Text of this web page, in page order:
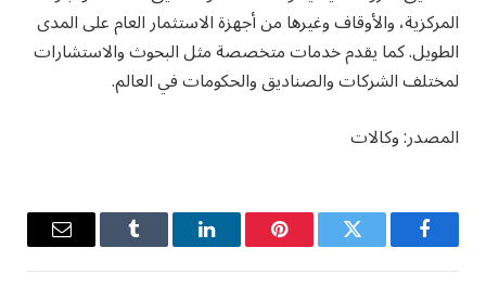
المركزية، والأوقاف وغيرها من أجهزة الاستثمار العام على المدى
الطويل. كما يقدم خدمات متخصصة مثل البحوث والاستشارات
لمختلف الشركات والصناديق والحكومات في العالم.
المصدر: وكالات
فيسبوك تويتر بينتيريستلينكدإن Tumblr
البريد